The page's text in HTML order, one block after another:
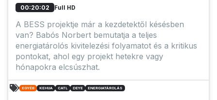
00:20:02 Full HD
A BESS projektje már a kezdetektől késésben
van? Babós Norbert bemutatja a teljes
energiatárolós kivitelezési folyamatot és a kritikus
pontokat, ahol egy projekt hetekre vagy
hónapokra elcsúszhat.
EGYÉB KEHUA CATL DEYE ENERGIATÁROLÁS